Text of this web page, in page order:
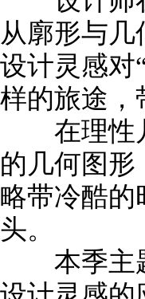
从廓形与
设计灵感对
样的旅途，
在理性几
的几何图
略带冷酷的
头。
本季主题